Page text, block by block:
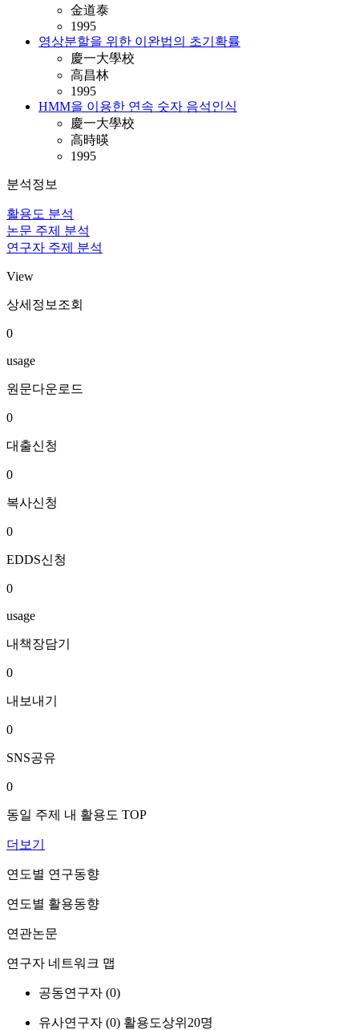
金道泰
1995
영상분할을 위한 이완법의 초기확률
慶一大學校
高昌林
1995
HMM을 이용한 연속 숫자 음석인식
慶一大學校
高時暎
1995
분석정보
활용도 분석
논문 주제 분석
연구자 주제 분석
View
상세정보조회
0
usage
원문다운로드
0
대출신청
0
복사신청
0
EDDS신청
0
usage
내책장담기
0
내보내기
0
SNS공유
0
동일 주제 내 활용도 TOP
더보기
연도별 연구동향
연도별 활용동향
연관논문
연구자 네트워크 맵
공동연구자 (0)
유사연구자 (0) 활용도상위20명